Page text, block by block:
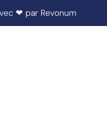
❤ par Revonum